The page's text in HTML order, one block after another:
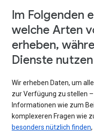
Im Folgenden
welche Arten
erheben,
Dienste nutzen
Wir erheben Daten, um
zur Verfügung zu stellen
Informationen wie zum
komplexeren Fragen wie
besonders nützlich finden,